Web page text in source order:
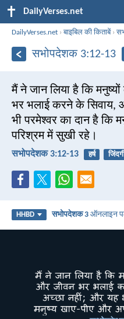
DailyVerses.net
DailyVerses.net ›बाइबिल की किताबें›
सभोपदेशक 3:12-13
मैं ने जान लिया है कि
भर भलाई करने के सिवाय,
भी परमेश्वर का दान है कि
परिश्रम में सुखी रहे।
सभोपदेशक 3:12-13 हर्ष
HHBD सभोपदेशक 3 ऑनलाइन